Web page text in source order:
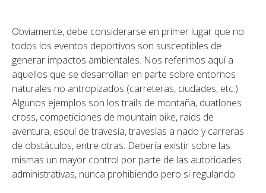
Obviamente, debe considerarse en primer lugar que no
todos los eventos deportivos son susceptibles de
generar impactos ambientales. Nos referimos aquí a
aquellos que se desarrollan en parte sobre entornos
naturales no antropizados (carreteras, ciudades, etc.).
Algunos ejemplos son los trails de montaña, duatlones
cross, competiciones de mountain bike, raids de
aventura, esquí de travesía, travesías a nado y carreras
de obstáculos, entre otras. Debería existir sobre las
mismas un mayor control por parte de las autoridades
administrativas, nunca prohibiendo pero si regulando.